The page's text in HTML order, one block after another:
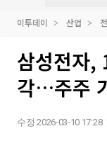
이투데이 산업
삼성전자,
각…주주
수정 2026-03-10 17:28